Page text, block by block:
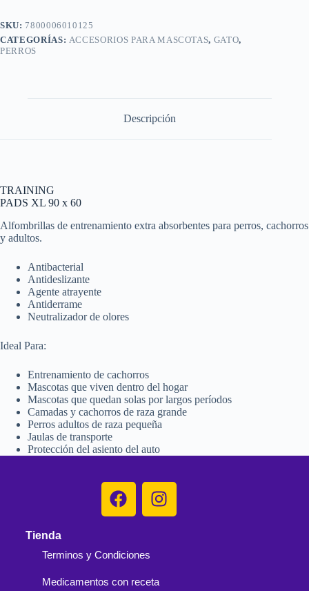
SKU: 7800006010125
CATEGORÍAS: ACCESORIOS PARA MASCOTAS, GATO,
PERROS
Descripción
TRAINING
PADS XL 90 x 60
Alfombrillas de entrenamiento extra absorbentes para perros, cachorros
y adultos.
Antibacterial
Antideslizante
Agente atrayente
Antiderrame
Neutralizador de olores
Ideal Para:
Entrenamiento de cachorros
Mascotas que viven dentro del hogar
Mascotas que quedan solas por largos períodos
Camadas y cachorros de raza grande
Perros adultos de raza pequeña
Jaulas de transporte
Protección del asiento del auto
Tienda
Terminos y Condiciones
Medicamentos con receta